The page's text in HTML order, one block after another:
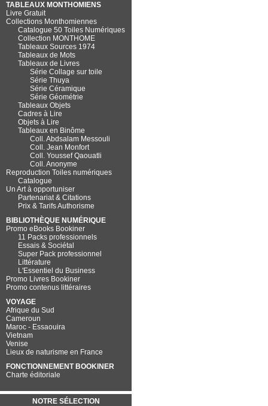
TABLEAUX MONTHOMIENS
Livre Gratuit
Collections Monthomiennes
Catalogue 50 Toiles Numériques
Collection MONTHOME
Tableaux Sources 1974
Tableaux de Mots
Tableaux de Livres
Série Collage sur toile
Série Thuya
Série Céramique
Série Géométrie
Tableaux Objets
Cadres à Lire
Objets à Lire
Tableaux en Binôme
Coll. Abdsalam Messouli
Coll. Jean Monfort
Coll. Youssef Qaouatli
Coll. Anonyme
Reproduction Toiles numériques
Catalogue
Un Art à opportuniser
Partenariat & Citations
Prix & Tarifs Authorisme
BIBLIOTHÈQUE NUMÉRIQUE
Promo eBooks Bookiner
11 Packs professionnels
Essais & Sociétal
Super Pack professionnel
Littérature
L'Essentiel du Business
Promo Livres Bookiner
Promo contenus littéraires
VOYAGE
Afrique du Sud
Cameroun
Maroc - Essaouira
Vietnam
Venise
Lieux de naturisme en France
FONCTIONNEMENT BOOKINER
Charte éditoriale
NOTRE SÉLECTION